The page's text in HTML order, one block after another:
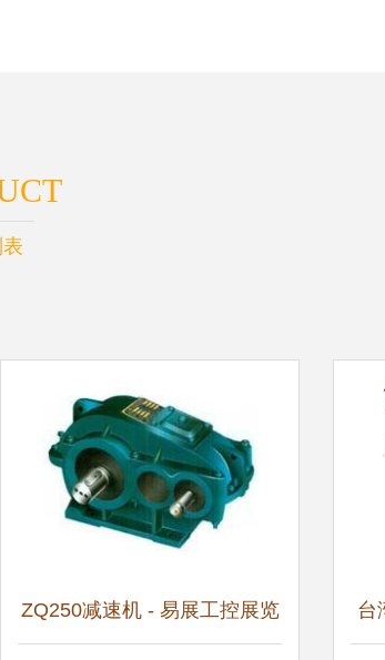
ZQ250减速机 - 易展工控展览 台